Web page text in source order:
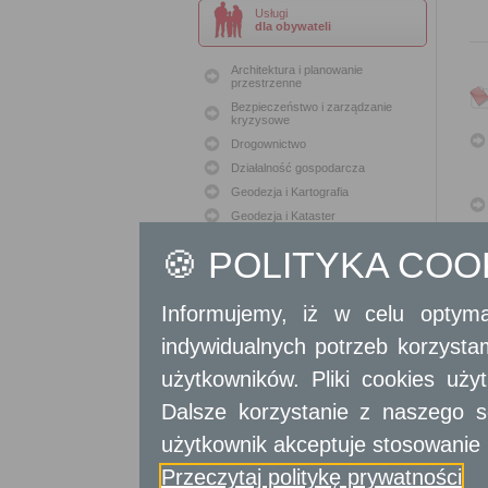
Usługi
dla obywateli
Architektura i planowanie
przestrzenne
Bezpieczeństwo i zarządzanie
kryzysowe
Drogownictwo
Działalność gospodarcza
Geodezja i Kartografia
Geodezja i Kataster
Konserwacja zabytków
Oświata
Podatki i opłaty lokalne
Polityka lokalowa
Polityka społeczna
Skargi i wnioski
Sprawy komunalne
Sprawy komunikacyjne
🍪 POLITYKA
Informujemy, iż w celu
indywidualnych potrzeb
użytkowników. Pliki cookies
Dalsze korzystanie z naszego
użytkownik akceptuje stosowanie
Przeczytaj politykę prywatności